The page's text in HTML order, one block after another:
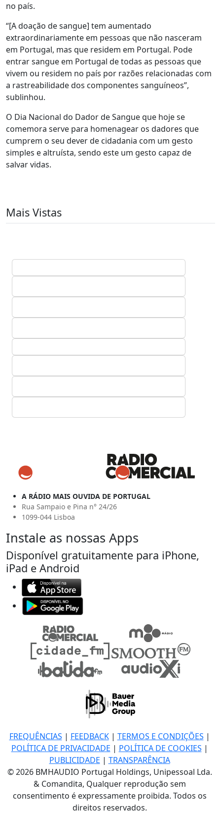
no país.
“[A doação de sangue] tem aumentado
extraordinariamente em pessoas que não nasceram
em Portugal, mas que residem em Portugal. Pode
entrar sangue em Portugal de todas as pessoas que
vivem ou residem no país por razões relacionadas com
a rastreabilidade dos componentes sanguíneos”,
sublinhou.
O Dia Nacional do Dador de Sangue que hoje se
comemora serve para homenagear os dadores que
cumprem o seu dever de cidadania com um gesto
simples e altruísta, sendo este um gesto capaz de
salvar vidas.
Mais Vistas
A RÁDIO MAIS OUVIDA DE PORTUGAL
Rua Sampaio e Pina n° 24/26
1099-044 Lisboa
Instale as nossas Apps
Disponível gratuitamente para iPhone,
iPad e Android
FREQUÊNCIAS | FEEDBACK| TERMOS E CONDIÇÕES |
POLÍTICA DE PRIVACIDADE | POLÍTICA DE COOKIES |
PUBLICIDADE | TRANSPARÊNCIA
© 2026 BMHAUDIO Portugal Holdings, Unipessoal Lda.
& Comandita, Qualquer reprodução sem
consentimento é expressamente proibida. Todos os
direitos reservados.